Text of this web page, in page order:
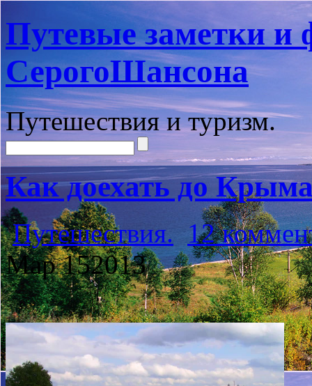
Путевые заметки и
СерогоШансона
Путешествия и туризм.
Как доехать до
Путешествия.
12
Мар 152013